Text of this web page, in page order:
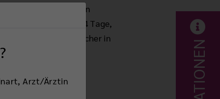
unterstützen
und brauchen 54 Tage,
überqueren und sicher in
Arzt/Ärztin